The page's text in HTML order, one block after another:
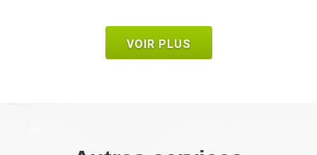
VOIR PLUS